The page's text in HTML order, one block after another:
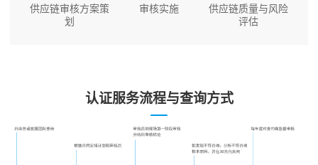
供应链审核方案策
划
审核实施
供应链质量与风险
评估
认证服务流程与查询方式